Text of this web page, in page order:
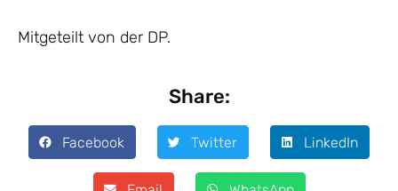
Mitgeteilt von der DP.
Share:
Facebook Twitter LinkedIn